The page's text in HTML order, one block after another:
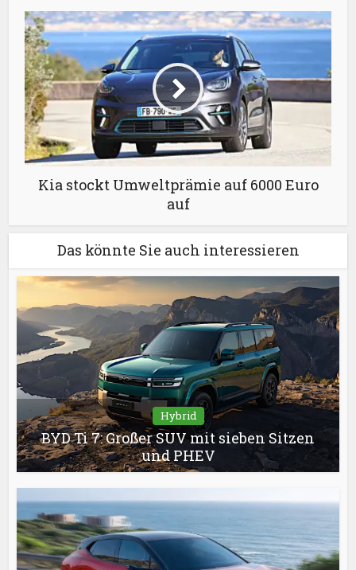
Kia stockt Umweltprämie auf 6000 Euro
auf
Das könnte Sie auch interessieren
Hybrid
BYD Ti 7: Großer SUV mit sieben Sitzen
und PHEV